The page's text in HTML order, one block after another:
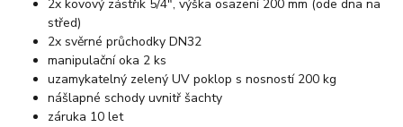
2x kovový zástřik 5/4", výška osazení 200 mm (ode dna na
střed)
2x svěrné průchodky DN32
manipulační oka 2 ks
uzamykatelný zelený UV poklop s nosností 200 kg
nášlapné schody uvnitř šachty
záruka 10 let